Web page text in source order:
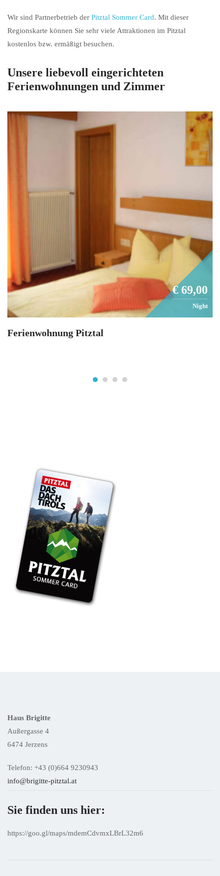
Wir sind Partnerbetrieb der Pitztal Sommer Card. Mit dieser
Regionskarte können Sie sehr viele Attraktionen im Pitztal
kostenlos bzw. ermäßigt besuchen.
Unsere liebevoll eingerichteten
Ferienwohnungen und Zimmer
€ 69,00
Night
Ferienwohnung Pitztal
Haus Brigitte
Außergasse 4
6474 Jerzens
Telefon: +43 (0)664 9230943
info@brigitte-pitztal.at
Sie finden uns hier:
https://goo.gl/maps/mdemCdvmxLBrL32m6